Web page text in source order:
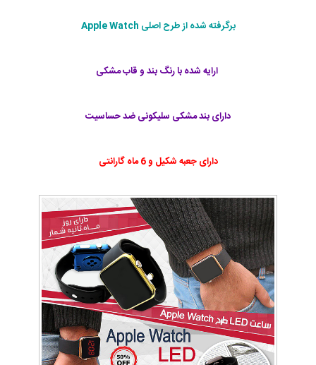
برگرفته شده از طرح اصلی Apple Watch
ارایه شده با رنگ بند و قاب مشکی
دارای بند مشکی سلیکونی ضد حساسیت
دارای جعبه شکیل و 6 ماه گارانتی